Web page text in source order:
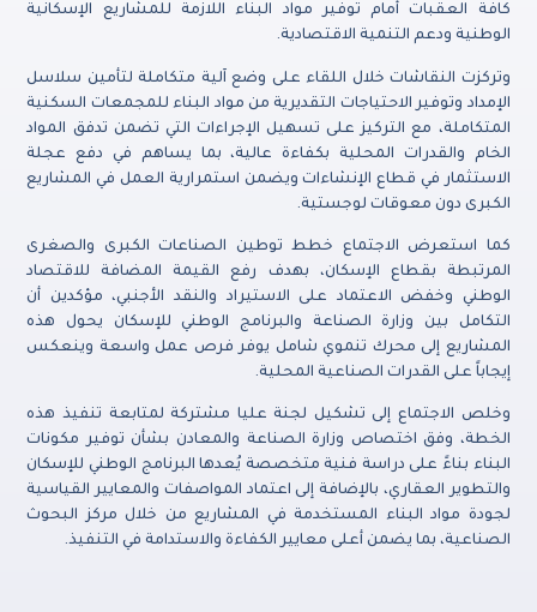
كافة العقبات أمام توفير مواد البناء اللازمة للمشاريع الإسكانية
الوطنية ودعم التنمية الاقتصادية.
وتركزت النقاشات خلال اللقاء على وضع آلية متكاملة لتأمين سلاسل
الإمداد وتوفير الاحتياجات التقديرية من مواد البناء للمجمعات السكنية
المتكاملة، مع التركيز على تسهيل الإجراءات التي تضمن تدفق المواد
الخام والقدرات المحلية بكفاءة عالية، بما يساهم في دفع عجلة
الاستثمار في قطاع الإنشاءات ويضمن استمرارية العمل في المشاريع
الكبرى دون معوقات لوجستية.
كما استعرض الاجتماع خطط توطين الصناعات الكبرى والصغرى
المرتبطة بقطاع الإسكان، بهدف رفع القيمة المضافة للاقتصاد
الوطني وخفض الاعتماد على الاستيراد والنقد الأجنبي، مؤكدين أن
التكامل بين وزارة الصناعة والبرنامج الوطني للإسكان يحول هذه
المشاريع إلى محرك تنموي شامل يوفر فرص عمل واسعة وينعكس
إيجاباً على القدرات الصناعية المحلية.
وخلص الاجتماع إلى تشكيل لجنة عليا مشتركة لمتابعة تنفيذ هذه
الخطة، وفق اختصاص وزارة الصناعة والمعادن بشأن توفير مكونات
البناء بناءً على دراسة فنية متخصصة يُعدها البرنامج الوطني للإسكان
والتطوير العقاري، بالإضافة إلى اعتماد المواصفات والمعايير القياسية
لجودة مواد البناء المستخدمة في المشاريع من خلال مركز البحوث
الصناعية، بما يضمن أعلى معايير الكفاءة والاستدامة في التنفيذ.